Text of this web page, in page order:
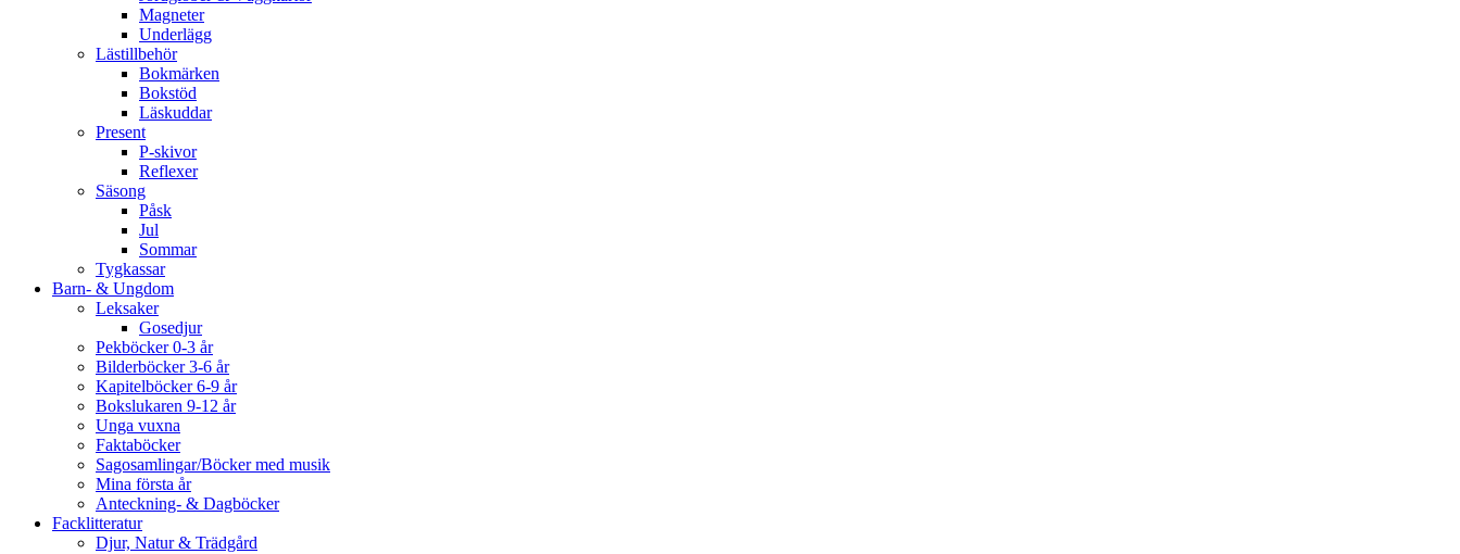
Magneter
Underlägg
Lästillbehör
Bokmärken
Bokstöd
Läskuddar
Present
P-skivor
Reflexer
Säsong
Påsk
Jul
Sommar
Tygkassar
Barn- & Ungdom
Leksaker
Gosedjur
Pekböcker 0-3 år
Bilderböcker 3-6 år
Kapitelböcker 6-9 år
Bokslukaren 9-12 år
Unga vuxna
Faktaböcker
Sagosamlingar/Böcker med musik
Mina första år
Anteckning- & Dagböcker
Facklitteratur
Djur, Natur & Trädgård